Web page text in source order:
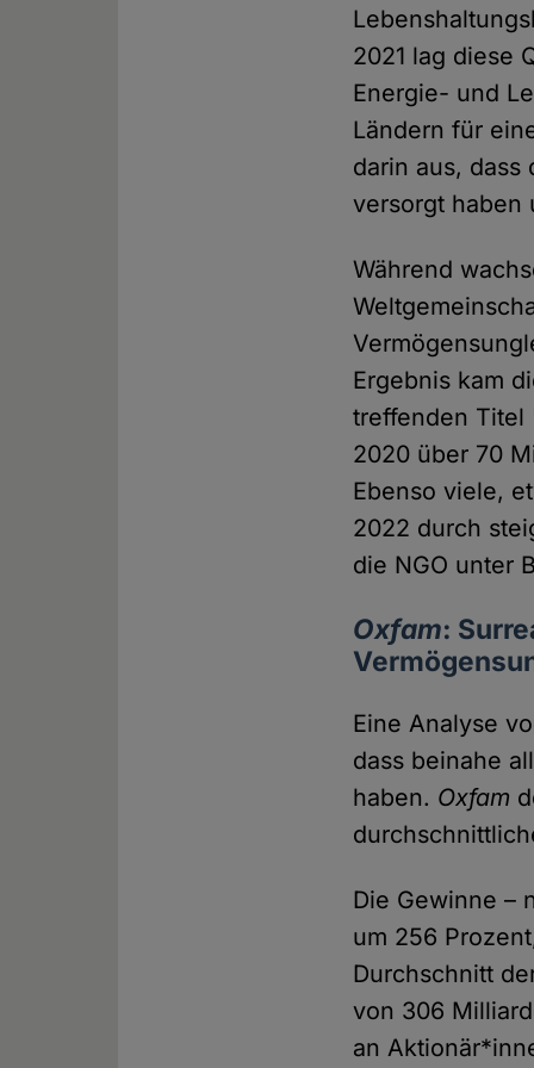
2021 lag diese
Energie- und
Ländern für
darin aus, dass
versorgt haben
Während
Ergebnis kam
treffenden Titel
2020 über 70
Ebenso viele,
2022 durch
die NGO unter
Oxfam:
Eine Analyse
dass beinahe
haben. Oxfam
Die Gewinne –
um 256
Durchschnitt
von 306
an